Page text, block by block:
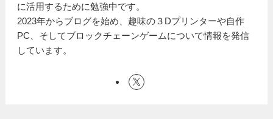
に活用するために勉強中です。
2023年からブログを始め、趣味の３Dプリンターや自作
PC、そしてブロックチェーンゲームについて情報を発信
しています。